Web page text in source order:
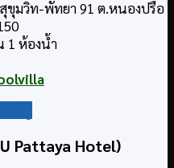
ขุมวิท-พัทยา 91 ต.หนองปรือ
1 ห้องน้ำ
Pattaya Hotel)